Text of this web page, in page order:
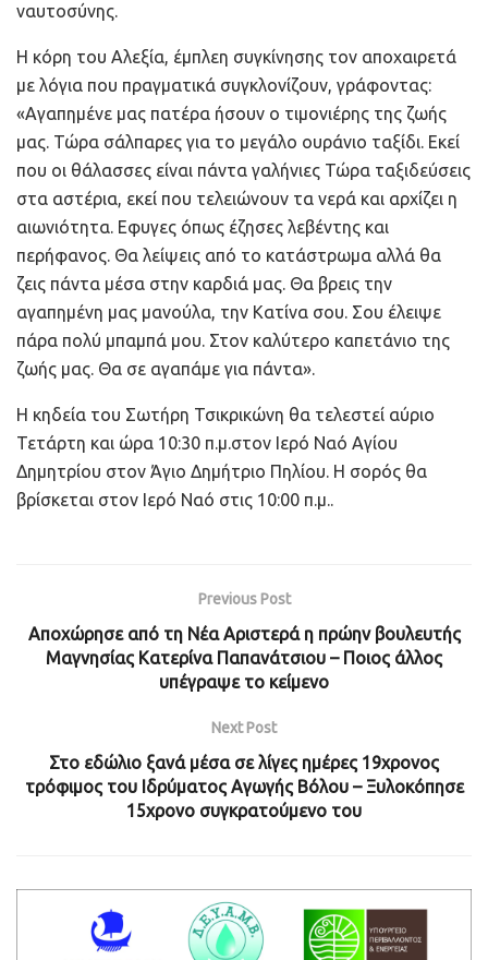
ναυτοσύνης.
Η κόρη του Αλεξία, έμπλεη συγκίνησης τον αποχαιρετά
με λόγια που πραγματικά συγκλονίζουν, γράφοντας:
«Αγαπημένε μας πατέρα ήσουν ο τιμονιέρης της ζωής
μας. Τώρα σάλπαρες για το μεγάλο ουράνιο ταξίδι. Εκεί
που οι θάλασσες είναι πάντα γαλήνιες Τώρα ταξιδεύσεις
στα αστέρια, εκεί που τελειώνουν τα νερά και αρχίζει η
αιωνιότητα. Εφυγες όπως έζησες λεβέντης και
περήφανος. Θα λείψεις από το κατάστρωμα αλλά θα
ζεις πάντα μέσα στην καρδιά μας. Θα βρεις την
αγαπημένη μας μανούλα, την Κατίνα σου. Σου έλειψε
πάρα πολύ μπαμπά μου. Στον καλύτερο καπετάνιο της
ζωής μας. Θα σε αγαπάμε για πάντα».
Η κηδεία του Σωτήρη Τσικρικώνη θα τελεστεί αύριο
Τετάρτη και ώρα 10:30 π.μ.στον Ιερό Ναό Αγίου
Δημητρίου στον Άγιο Δημήτριο Πηλίου. Η σορός θα
βρίσκεται στον Ιερό Ναό στις 10:00 π.μ..
Previous Post
Αποχώρησε από τη Νέα Αριστερά η πρώην βουλευτής
Μαγνησίας Κατερίνα Παπανάτσιου – Ποιος άλλος
υπέγραψε το κείμενο
Next Post
Στο εδώλιο ξανά μέσα σε λίγες ημέρες 19χρονος
τρόφιμος του Ιδρύματος Αγωγής Βόλου – Ξυλοκόπησε
15χρονο συγκρατούμενο του